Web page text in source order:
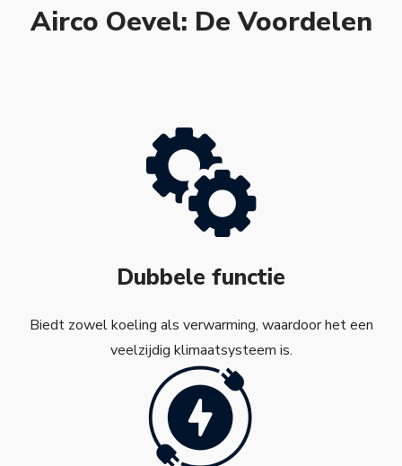
Airco Oevel: De Voordelen
Dubbele functie
Biedt zowel koeling als verwarming, waardoor het een
veelzijdig klimaatsysteem is.